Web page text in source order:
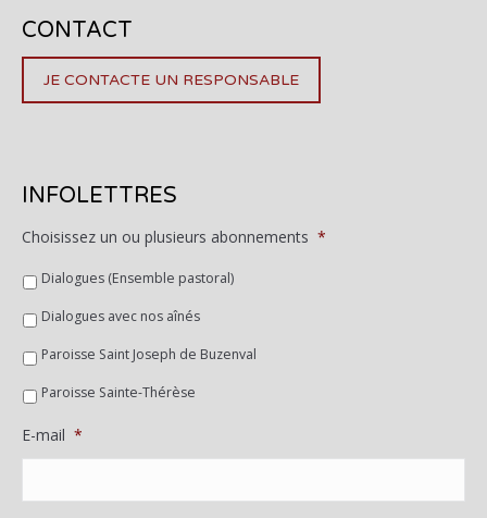
CONTACT
JE CONTACTE UN RESPONSABLE
INFOLETTRES
Choisissez un ou plusieurs abonnements *
Dialogues (Ensemble pastoral)
Dialogues avec nos aînés
Paroisse Saint Joseph de Buzenval
Paroisse Sainte-Thérèse
E-mail *